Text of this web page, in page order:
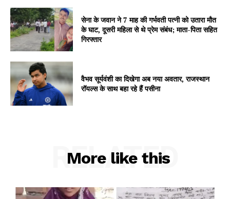
सेना के जवान ने 7 माह की गर्भवती पत्नी को उतारा मौत
के घाट, दूसरी महिला से थे प्रेम संबंध; माता-पिता सहित
गिरफ्तार
वैभव सूर्यवंशी का दिखेगा अब नया अवतार, राजस्थान
रॉयल्स के साथ बहा रहे हैं पसीना
More like this
RELATED